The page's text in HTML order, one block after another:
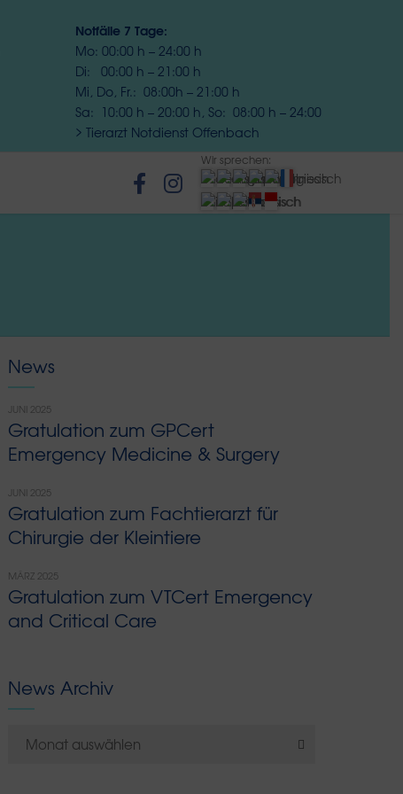
Notfälle 7 Tage:
Mo: 00:00 h – 24:00 h
Di: 00:00 h – 21:00 h
Mi, Do, Fr.: 08:00h – 21:00 h
Sa: 10:00 h – 20:00 h, So: 08:00 h – 24:00
Tierarzt Notdienst Offenbach
Wir sprechen:
News
JUNI 2025
Gratulation zum GPCert
Emergency Medicine & Surgery
JUNI 2025
Gratulation zum Fachtierarzt für
Chirurgie der Kleintiere
MÄRZ 2025
Gratulation zum VTCert Emergency
and Critical Care
News Archiv
Monat auswählen